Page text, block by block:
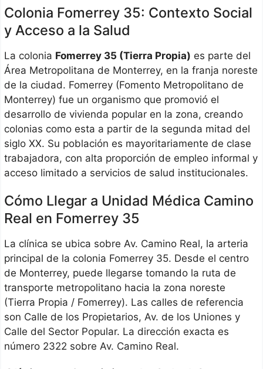
Colonia Fomerrey 35: Contexto Social
y Acceso a la Salud
La colonia Fomerrey 35 (Tierra Propia) es parte del
Área Metropolitana de Monterrey, en la franja noreste
de la ciudad. Fomerrey (Fomento Metropolitano de
Monterrey) fue un organismo que promovió el
desarrollo de vivienda popular en la zona, creando
colonias como esta a partir de la segunda mitad del
siglo XX. Su población es mayoritariamente de clase
trabajadora, con alta proporción de empleo informal y
acceso limitado a servicios de salud institucionales.
Cómo Llegar a Unidad Médica Camino
Real en Fomerrey 35
La clínica se ubica sobre Av. Camino Real, la arteria
principal de la colonia Fomerrey 35. Desde el centro
de Monterrey, puede llegarse tomando la ruta de
transporte metropolitano hacia la zona noreste
(Tierra Propia / Fomerrey). Las calles de referencia
son Calle de los Propietarios, Av. de los Uniones y
Calle del Sector Popular. La dirección exacta es
número 2322 sobre Av. Camino Real.